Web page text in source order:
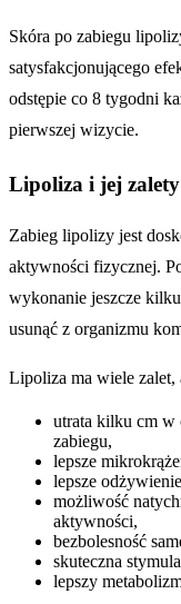
Skóra po zabiegu
satysfakcjonującego
odstępie co 8 tygodni
pierwszej wizycie.
Lipoliza i jej zalety
Zabieg lipolizy jest
aktywności fizycznej.
wykonanie jeszcze
usunąć z organizmu
Lipoliza ma wiele zalet,
utrata kilku cm w
zabiegu,
lepsze
lepsze
możliwość
aktywności,
bezbolesność
skuteczna
lepszy